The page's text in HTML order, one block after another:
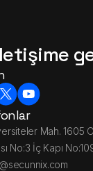
Mah. 1605
No:3 İç Kapı